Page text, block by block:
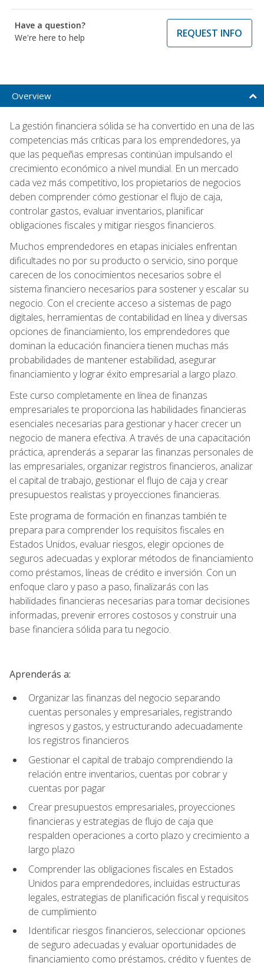
Have a question?
We're here to help
REQUEST INFO
Overview
La gestión financiera sólida se ha convertido en una de las
competencias más críticas para los emprendedores, ya
que las pequeñas empresas continúan impulsando el
crecimiento económico a nivel mundial. En un mercado
cada vez más competitivo, los propietarios de negocios
deben comprender cómo gestionar el flujo de caja,
controlar gastos, evaluar inventarios, planificar
obligaciones fiscales y mitigar riesgos financieros.
Muchos emprendedores en etapas iniciales enfrentan
dificultades no por su producto o servicio, sino porque
carecen de los conocimientos necesarios sobre el
sistema financiero necesarios para sostener y escalar su
negocio. Con el creciente acceso a sistemas de pago
digitales, herramientas de contabilidad en línea y diversas
opciones de financiamiento, los emprendedores que
dominan la educación financiera tienen muchas más
probabilidades de mantener estabilidad, asegurar
financiamiento y lograr éxito empresarial a largo plazo.
Este curso completamente en línea de finanzas
empresariales te proporciona las habilidades financieras
esenciales necesarias para gestionar y hacer crecer un
negocio de manera efectiva. A través de una capacitación
práctica, aprenderás a separar las finanzas personales de
las empresariales, organizar registros financieros, analizar
el capital de trabajo, gestionar el flujo de caja y crear
presupuestos realistas y proyecciones financieras.
Este programa de formación en finanzas también te
prepara para comprender los requisitos fiscales en
Estados Unidos, evaluar riesgos, elegir opciones de
seguros adecuadas y explorar métodos de financiamiento
como préstamos, líneas de crédito e inversión. Con un
enfoque claro y paso a paso, finalizarás con las
habilidades financieras necesarias para tomar decisiones
informadas, prevenir errores costosos y construir una
base financiera sólida para tu negocio.
Aprenderás a:
Organizar las finanzas del negocio separando
cuentas personales y empresariales, registrando
ingresos y gastos, y estructurando adecuadamente
los registros financieros
Gestionar el capital de trabajo comprendiendo la
relación entre inventarios, cuentas por cobrar y
cuentas por pagar
Crear presupuestos empresariales, proyecciones
financieras y estrategias de flujo de caja que
respalden operaciones a corto plazo y crecimiento a
largo plazo
Comprender las obligaciones fiscales en Estados
Unidos para emprendedores, incluidas estructuras
legales, estrategias de planificación fiscal y requisitos
de cumplimiento
Identificar riesgos financieros, seleccionar opciones
de seguro adecuadas y evaluar oportunidades de
financiamiento como préstamos, crédito y fuentes de